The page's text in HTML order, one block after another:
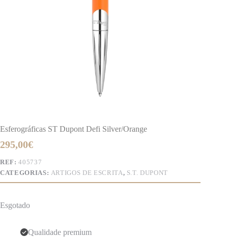
Esferográficas ST Dupont Defi Silver/Orange
295,00€
REF:405737
CATEGORIAS: ARTIGOS DE ESCRITA, S.T. DUPONT
Esgotado
Qualidade premium